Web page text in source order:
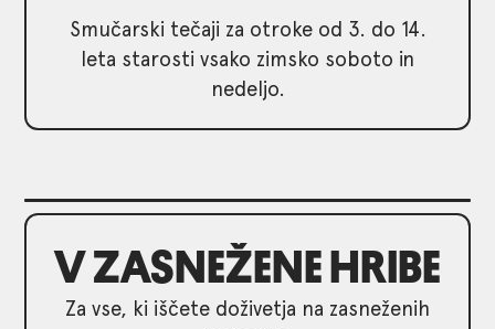
Smučarski tečaji za otroke od 3. do 14.
leta starosti vsako zimsko soboto in
nedeljo.
V ZASNEŽENE HRIBE
Za vse, ki iščete doživetja na zasneženih